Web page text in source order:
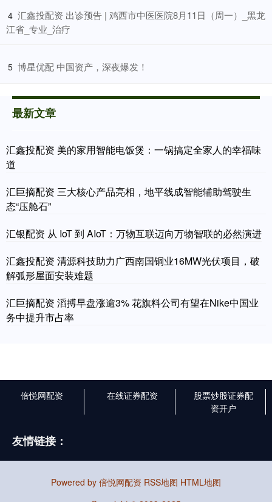
4 ​汇鑫投配资 出诊预告 | 鸡西市中医医院8月11日（周一）_黑龙
江省_专业_治疗
5 ​博星优配 中国资产，深夜爆发！
最新文章
汇鑫投配资 美的家用智能电饭煲：一锅搞定全家人的幸福味
道
汇巨摘配资 三大核心产品亮相，地平线成智能辅助驾驶生
态“压舱石”
汇银配资 从 IoT 到 AIoT：万物互联迈向万物智联的必然演进
汇鑫投配资 清源科技助力广西南国铜业16MW光伏项目，破
解弧形屋面安装难题
汇巨摘配资 滔搏早盘涨逾3% 花旗料公司有望在Nike中国业
务中提升市占率
倍悦网配资 在线证券配资
股票炒股证券配
资开户
友情链接：
Powered by 倍悦网配资 RSS地图 HTML地图